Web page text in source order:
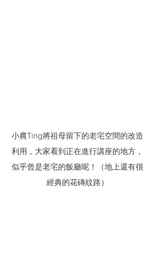
小農Ting將祖母留下的老宅空間的改造
利用，大家看到正在進行講座的地方，
似乎曾是老宅的飯廳呢！（地上還有很
經典的花磚紋路）